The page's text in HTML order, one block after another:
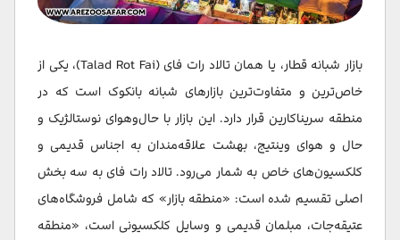
بازار شبانه قطار، یا همان تالاد رات فای (Talad Rot Fai)، یکی از
خاص‌ترین و متفاوت‌ترین بازارهای شبانه بانکوک است که در
منطقه سریناکارین قرار دارد. این بازار با حال‌وهوای نوستالژیک و
حال و هوای وینتیج، بهشت علاقه‌مندان به اجناس قدیمی و
کلکسیون‌های خاص به شمار می‌رود. تالاد رات فای به سه بخش
اصلی تقسیم شده است: «منطقه بازار» که شامل فروشگاه‌های
عتیقه‌جات، مبلمان قدیمی و وسایل کلکسیونی است، «منطقه